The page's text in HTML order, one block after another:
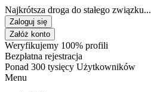
Najkrótsza droga do stałego związku...
Zaloguj się
Załóż konto
Weryfikujemy 100% profili
Bezpłatna rejestracja
Ponad 300 tysięcy Użytkowników
Menu